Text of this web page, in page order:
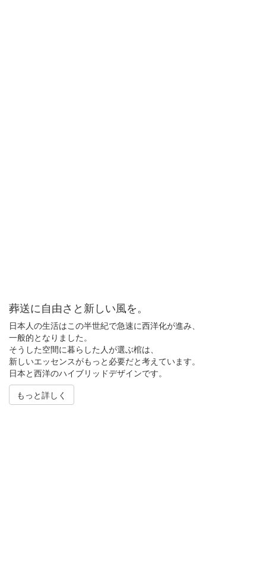
葬送に自由さと新しい風を。
日本人の生活はこの半世紀で急速に西洋化が進み、
一般的となりました。
そうした空間に暮らした人が選ぶ棺は、
新しいエッセンスがもっと必要だと考えています。
日本と西洋のハイブリッドデザインです。
もっと詳しく